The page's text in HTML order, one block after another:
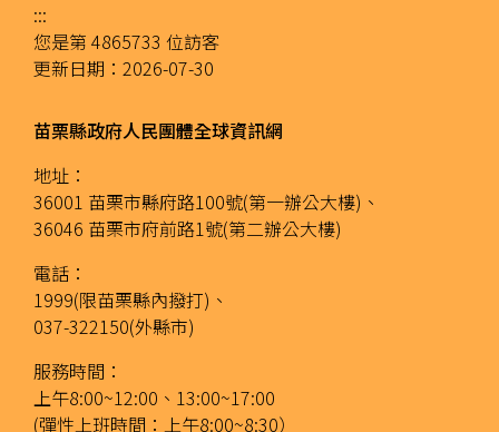
:::
您是第 4865733 位訪客
更新日期： 2026-07-30
苗栗縣政府人民團體全球資訊網
地址：
36001 苗栗市縣府路100號(第一辦公大樓)、
36046 苗栗市府前路1號(第二辦公大樓)
電話：
1999(限苗栗縣內撥打)、
037-322150(外縣市)
服務時間：
上午8:00~12:00、13:00~17:00
(彈性上班時間：上午8:00~8:30）